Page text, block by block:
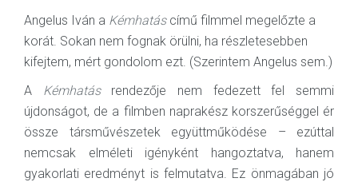
Angelus Iván a Kémhatáscímű filmmel megelőzte a
korát. Sokan nem fognak örülni, ha részletesebben
kifejtem, mért gondolom ezt. (Szerintem Angelus sem.)
A Kémhatásrendezője nem fedezett fel semmi
újdonságot, de a filmben naprakész korszerűséggel ér
össze társművészetek együttműködése – ezúttal
nemcsak elméleti igényként hangoztatva, hanem
gyakorlati eredményt is felmutatva. Ez önmagában jó